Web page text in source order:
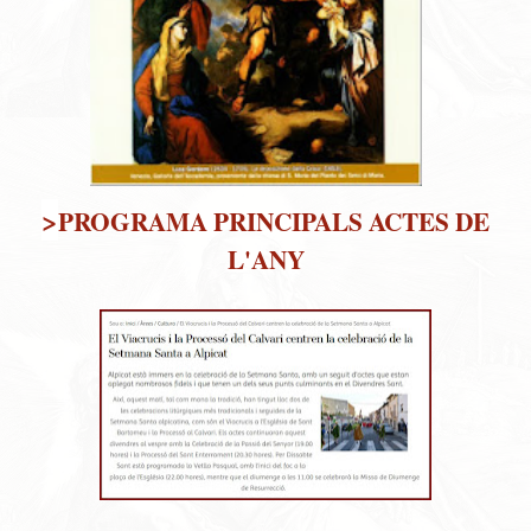
>PROGRAMA PRINCIPALS ACTES DE
L'ANY